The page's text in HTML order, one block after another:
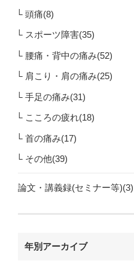
頭痛(8)
スポーツ障害(35)
腰痛・背中の痛み(52)
肩こり・肩の痛み(25)
手足の痛み(31)
こころの疲れ(18)
首の痛み(17)
その他(39)
論文・講義録(セミナー等)(3)
年別アーカイブ